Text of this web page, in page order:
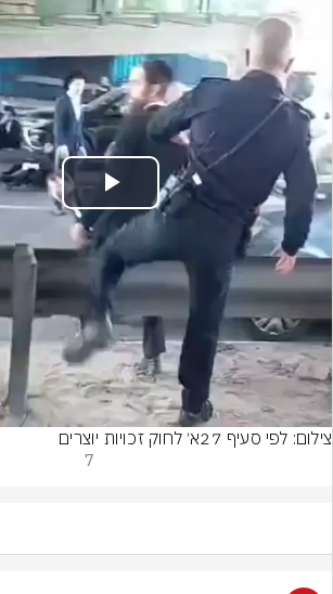
Play
Video
צילום: לפי סעיף 27א׳ לחוק זכויות יוצרים
7